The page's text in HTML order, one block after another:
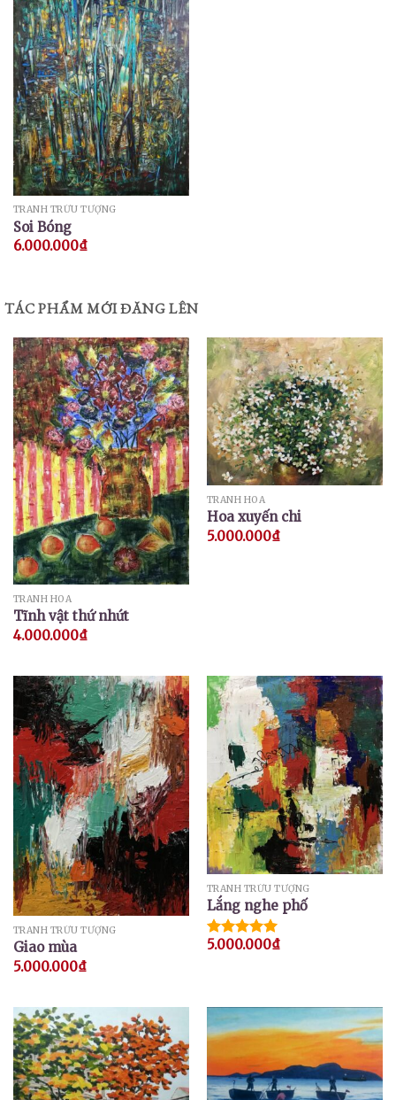
TRANH TRỪU TƯỢNG
Soi Bóng
6.000.000₫
TÁC PHẨM MỚI ĐĂNG LÊN
TRANH HOA
Tĩnh vật thứ nhứt
4.000.000₫
TRANH HOA
Hoa xuyến chi
5.000.000₫
TRANH TRỪU TƯỢNG
Giao mùa
5.000.000₫
TRANH TRỪU TƯỢNG
Lắng nghe phố
Được xếp
5.000.000₫